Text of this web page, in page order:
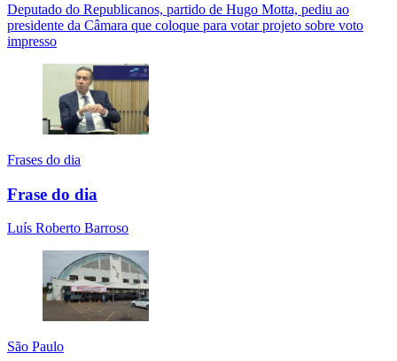
Deputado do Republicanos, partido de Hugo Motta, pediu ao
presidente da Câmara que coloque para votar projeto sobre voto
impresso
Frases do dia
Frase do dia
Luís Roberto Barroso
São Paulo